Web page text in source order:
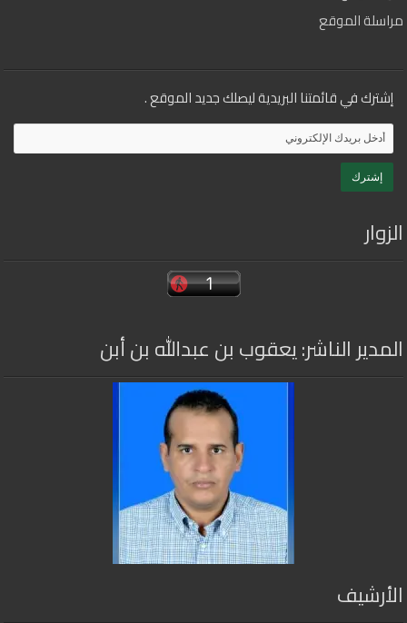
مراسلة الموقع
إشترك في قائمتنا البريدية ليصلك جديد الموقع .
الزوار
المدير الناشر: يعقوب بن عبدالله بن أبن
الأرشيف